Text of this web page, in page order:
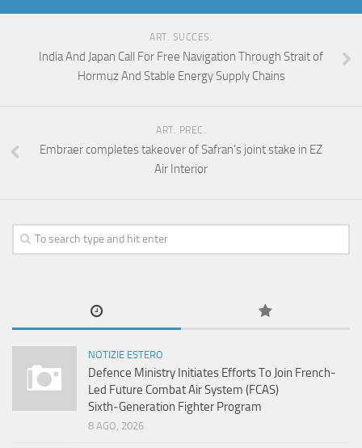
ART. SUCCES.
India And Japan Call For Free Navigation Through Strait of
Hormuz And Stable Energy Supply Chains
ART. PREC.
Embraer completes takeover of Safran’s joint stake in EZ
Air Interior
NOTIZIE ESTERO
Defence Ministry Initiates Efforts To Join French-
Led Future Combat Air System (FCAS)
Sixth‑Generation Fighter Program
8 AGO, 2026